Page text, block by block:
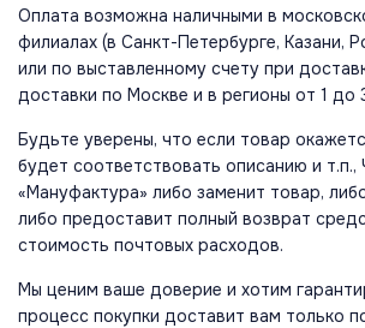
Оплата возможна наличными в
филиалах (в Санкт-Петербурге, Казани,
или по выставленному счету при
доставки по Москве и в регионы от 1 до
Будьте уверены, что если товар
будет соответствовать описанию и т.п.,
«Мануфактура» либо заменит товар,
либо предоставит полный возврат
стоимость почтовых расходов.
Мы ценим ваше доверие и хотим
процесс покупки доставит вам только